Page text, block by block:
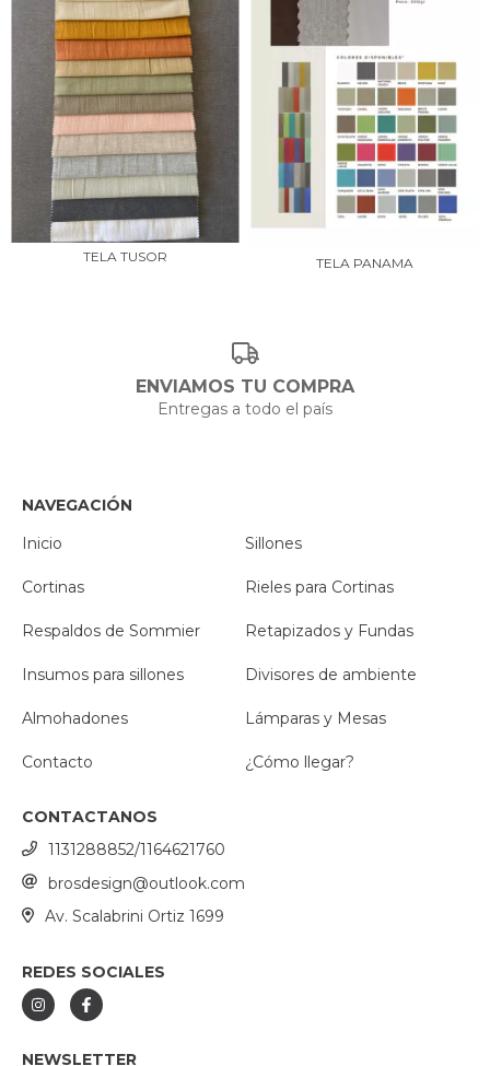
TELA TUSOR TELA PANAMA
ENVIAMOS TU COMPRA
Entregas a todo el país
NAVEGACIÓN
Inicio
Sillones
Cortinas Rieles para Cortinas
Respaldos de Sommier Retapizados y Fundas
Insumos para sillones Divisores de ambiente
Almohadones Lámparas y Mesas
Contacto ¿Cómo llegar?
CONTACTANOS
1131288852/1164621760
brosdesign@outlook.com
Av. Scalabrini Ortiz 1699
REDES SOCIALES
NEWSLETTER